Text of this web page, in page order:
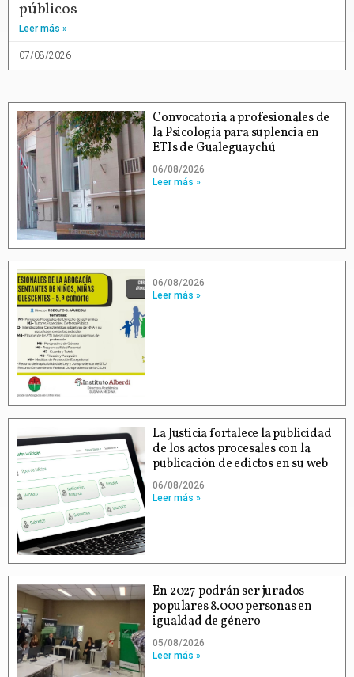
públicos
Leer más »
07/08/2026
Convocatoria a profesionales de
la Psicología para suplencia en
ETIs de Gualeguaychú
06/08/2026
Leer más »
06/08/2026
Leer más »
La Justicia fortalece la publicidad
de los actos procesales con la
publicación de edictos en su web
06/08/2026
Leer más »
En 2027 podrán ser jurados
populares 8.000 personas en
igualdad de género
05/08/2026
Leer más »